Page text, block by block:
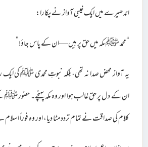
اندھیرے میں ایک غیبی آواز نے پکارا:
“محمد ﷺ مکہ میں حق پر ہیں—ان کے پاس جاؤ!”
یہ آواز محض صدا نہ تھی، بلکہ نبوتِ محمدی ﷺ کی
ان کے دل پر حق غالب ہوا اور وہ مکہ پہنچے۔ حضور
کلام کی صداقت نے تمام تردد مٹا دیا، اور وہ فوراً